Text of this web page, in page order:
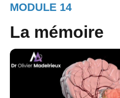
MODULE 14
La mémoire